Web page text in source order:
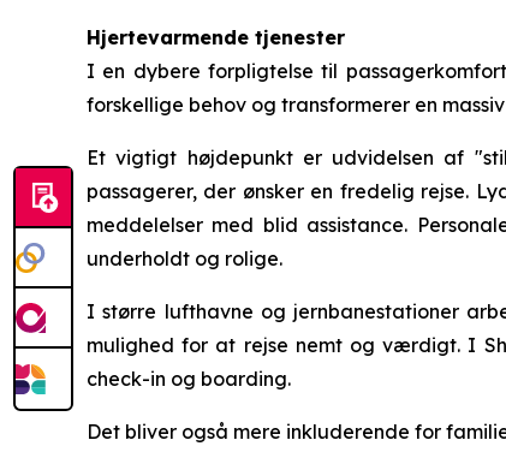
Hjertevarmende tjenester
I en dybere forpligtelse til
forskellige behov og transformerer en
Et vigtigt højdepunkt er udvidelsen af
passagerer, der ønsker en fredelig rejse.
meddelelser med blid assistance.
underholdt og rolige.
I større lufthavne og jernbanestationer
mulighed for at rejse nemt og værdigt. I
check-in og boarding.
Det bliver også mere inkluderende for